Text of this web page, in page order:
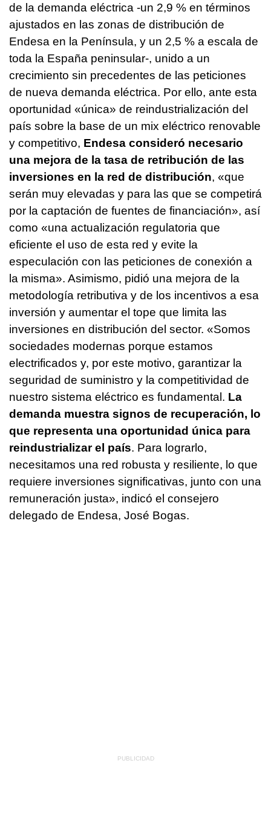
de la demanda eléctrica -un 2,9 % en términos
ajustados en las zonas de distribución de
Endesa en la Península, y un 2,5 % a escala de
toda la España peninsular-, unido a un
crecimiento sin precedentes de las peticiones
de nueva demanda eléctrica. Por ello, ante esta
oportunidad «única» de reindustrialización del
país sobre la base de un mix eléctrico renovable
y competitivo, Endesa consideró necesario
una mejora de la tasa de retribución de las
inversiones en la red de distribución, «que
serán muy elevadas y para las que se competirá
por la captación de fuentes de financiación», así
como «una actualización regulatoria que
eficiente el uso de esta red y evite la
especulación con las peticiones de conexión a
la misma». Asimismo, pidió una mejora de la
metodología retributiva y de los incentivos a esa
inversión y aumentar el tope que limita las
inversiones en distribución del sector. «Somos
sociedades modernas porque estamos
electrificados y, por este motivo, garantizar la
seguridad de suministro y la competitividad de
nuestro sistema eléctrico es fundamental. La
demanda muestra signos de recuperación, lo
que representa una oportunidad única para
reindustrializar el país. Para lograrlo,
necesitamos una red robusta y resiliente, lo que
requiere inversiones significativas, junto con una
remuneración justa», indicó el consejero
delegado de Endesa, José Bogas.